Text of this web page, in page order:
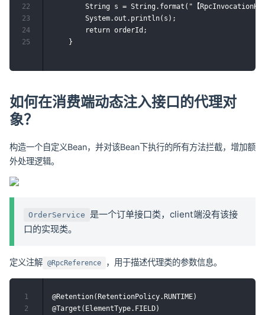
String s = String.format("【
        System.out.println(s);
        return orderId;
22
23
24
25
如何在消费端动态注入接口的代理对
象？
构造一个自定义Bean，并对该Bean下执行的所有方法拦截，增加额
外处理逻辑。
OrderService
是一个订单接口类，client端没有该接
口的实现类。
定义注解 @RpcReference ，用于描述代理类的参数信息。
@Retention(RetentionPolicy.RUNTIME)
@Target(ElementType.FIELD)
1
2